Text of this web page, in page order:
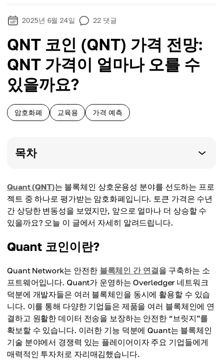
2025년 6월 24일 22 댓글
QNT 코인 (QNT) 가격 전망:
QNT 가격이 얼마나 오를 수
있을까요?
암호화폐 교육용 가격 예측
목차
Quant (QNT)는 블록체인 상호운용성 분야를 선도하는 프로
젝트 중 하나로 평가받는 암호화폐입니다. 토큰 가격은 수년
간 상당한 변동성을 보였지만, 앞으로 얼마나 더 상승할 수
있을까요? 오늘 이 글에서 자세히 알려드립니다.
Quant 코인이란?
Quant Network는 안전한 블록체인 간 연결을 구축하는 소
프트웨어입니다. Quant가 운영하는 Overledger 네트워크
덕분에 개발자들은 여러 블록체인을 동시에 활용할 수 있습
니다. 이를 통해 다양한 기업들은 제품을 여러 블록체인에 연
결하고 원활한 데이터 전송을 보장하는 안전한 “브릿지”를
확보할 수 있습니다. 이러한 기능 덕분에 Quant는 블록체인
기술 분야에서 경쟁력 있는 플레이어이자 주요 기업들에게
매력적인 투자처로 자리매김했습니다.